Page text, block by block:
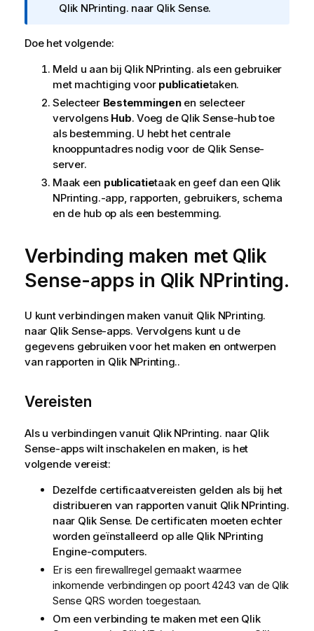
r
a
i
e
Qlik NPrinting. naar Qlik Sense.
Doe het volgende:
Meld u aan bij Qlik NPrinting. als een gebruiker
met machtiging voor publicatietaken.
Selecteer Bestemmingenen selecteer
vervolgens Hub. Voeg de Qlik Sense-hub toe
als bestemming. U hebt het centrale
knooppuntadres nodig voor de Qlik Sense-
server.
Maak een publicatietaak en geef dan een Qlik
NPrinting.-app, rapporten, gebruikers, schema
en de hub op als een bestemming.
Verbinding maken met Qlik
Sense-apps in Qlik NPrinting.
U kunt verbindingen maken vanuit Qlik NPrinting.
naar Qlik Sense-apps. Vervolgens kunt u de
gegevens gebruiken voor het maken en ontwerpen
van rapporten in Qlik NPrinting..
Vereisten
Als u verbindingen vanuit Qlik NPrinting. naar Qlik
Sense-apps wilt inschakelen en maken, is het
volgende vereist:
Dezelfde certificaatvereisten gelden als bij het
distribueren van rapporten vanuit Qlik NPrinting.
naar Qlik Sense. De certificaten moeten echter
worden geïnstalleerd op alle Qlik NPrinting
Engine-computers.
Er is een firewallregel gemaakt waarmee
inkomende verbindingen op poort 4243 van de Qlik
Sense QRS worden toegestaan.
Om een verbinding te maken met een Qlik